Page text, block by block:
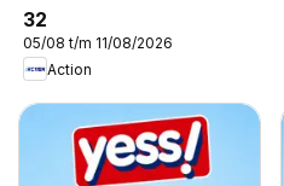
32
05/08 t/m 11/08/2026
Action